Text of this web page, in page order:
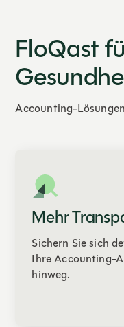
FloQast
Accounting-
Mehr
Sichern Sie sich
Ihre Accounting-
hinweg.